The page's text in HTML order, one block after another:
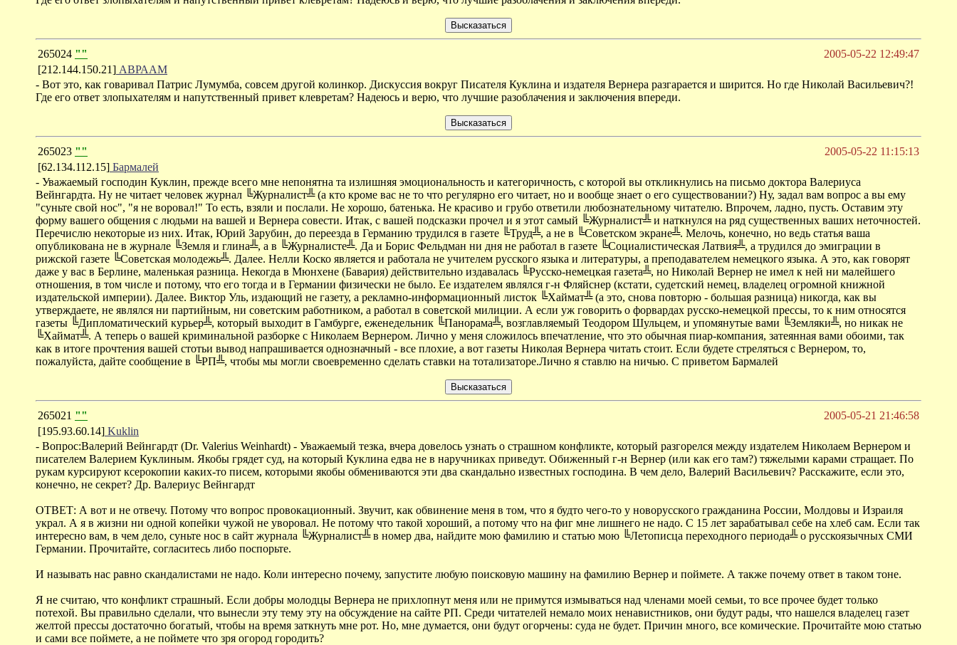
265024 ""
2005-05-22 12:49:47
[212.144.150.21] АВРААМ
- Вот это, как говаривал Патрис Лумумба, совсем другой колинкор. Дискуссия вокруг Писателя Куклина и издателя Вернера разгарается и ширится. Но где Николай Васильевич?!
Где его ответ злопыхателям и напутственный привет клевретам? Надеюсь и верю, что лучшие разоблачения и заключения впереди.
265023 ""
2005-05-22 11:15:13
[62.134.112.15] Бармалей
- Уважаемый господин Куклин, прежде всего мне непонятна та излишняя эмоциональность и категоричность, с которой вы откликнулись на письмо доктора Валериуса
Вейнгардта. Ну не читает человек журнал ╚Журналист╩ (а кто кроме вас не то что регулярно его читает, но и вообще знает о его существовании?) Ну, задал вам вопрос а вы ему
"суньте свой нос", "я не воровал!" То есть, взяли и послали. Не хорошо, батенька. Не красиво и грубо ответили любознательному читателю. Впрочем, ладно, пусть. Оставим эту
форму вашего общения с людьми на вашей и Вернера совести. Итак, с вашей подсказки прочел и я этот самый ╚Журналист╩ и наткнулся на ряд существенных ваших неточностей.
Перечислю некоторые из них. Итак, Юрий Зарубин, до переезда в Германию трудился в газете ╚Труд╩, а не в ╚Советском экране╩. Мелочь, конечно, но ведь статья ваша
опубликована не в журнале ╚Земля и глина╩, а в ╚Журналисте╩. Да и Борис Фельдман ни дня не работал в газете ╚Социалистическая Латвия╩, а трудился до эмиграции в
рижской газете ╚Советская молодежь╩. Далее. Нелли Коско является и работала не учителем русского языка и литературы, а преподавателем немецкого языка. А это, как говорят
даже у вас в Берлине, маленькая разница. Некогда в Мюнхене (Бавария) действительно издавалась ╚Русско-немецкая газета╩, но Николай Вернер не имел к ней ни малейшего
отношения, в том числе и потому, что его тогда и в Германии физически не было. Ее издателем являлся г-н Фляйснер (кстати, судетский немец, владелец огромной книжной
издательской империи). Далее. Виктор Уль, издающий не газету, а рекламно-информационный листок ╚Хаймат╩ (а это, снова повторю - большая разница) никогда, как вы
утверждаете, не являлся ни партийным, ни советским работником, а работал в советской милиции. А если уж говорить о форвардах русско-немецкой прессы, то к ним относятся
газеты ╚Дипломатический курьер╩, который выходит в Гамбурге, еженедельник ╚Панорама╩, возглавляемый Теодором Шульцем, и упомянутые вами ╚Земляки╩, но никак не
╚Хаймат╩. А теперь о вашей криминальной разборке с Николаем Вернером. Лично у меня сложилось впечатление, что это обычная пиар-компания, затеянная вами обоими, так
как в итоге прочтения вашей стотьи вывод напрашивается однозначный - все плохие, а вот газеты Николая Вернера читать стоит. Если будете стреляться с Вернером, то,
пожалуйста, дайте сообщение в ╚РП╩, чтобы мы могли своевременно сделать ставки на тотализаторе.Лично я ставлю на ничью. С приветом Бармалей
265021 ""
2005-05-21 21:46:58
[195.93.60.14] Kuklin
- Вопрос:Валерий Вейнгардт (Dr. Valerius Weinhardt) - Уважаемый тезка, вчера довелось узнать о страшном конфликте, который разгорелся между издателем Николаем Вернером и
писателем Валерием Куклиным. Якобы грядет суд, на который Куклина едва не в наручниках приведут. Обиженный г-н Вернер (или как его там?) тяжелыми карами стращает. По
рукам курсируют ксерокопии каких-то писем, которыми якобы обмениваются эти два скандально известных господина. В чем дело, Валерий Васильевич? Расскажите, если это,
конечно, не секрет? Др. Валериус Вейнгардт
ОТВЕТ: А вот и не отвечу. Потому что вопрос провокационный. Звучит, как обвинение меня в том, что я будто чего-то у новорусского гражданина России, Молдовы и Израиля
украл. А я в жизни ни одной копейки чужой не уворовал. Не потому что такой хороший, а потому что на фиг мне лишнего не надо. С 15 лет зарабатывал себе на хлеб сам. Если так
интересно вам, в чем дело, суньте нос в сайт журнала ╚Журналист╩ в номер два, найдите мою фамилию и статью мою ╚Летописца переходного периода╩ о русскоязычных СМИ
Германии. Прочитайте, согласитесь либо поспорьте.
И называть нас равно скандалистами не надо. Коли интересно почему, запустите любую поисковую машину на фамилию Вернер и поймете. А также почему ответ в таком тоне.
Я не считаю, что конфликт страшный. Если добры молодцы Вернера не прихлопнут меня или не примутся измываться над членами моей семьи, то все прочее будет только
потехой. Вы правильно сделали, что вынесли эту тему эту на обсуждение на сайте РП. Среди читателей немало моих ненавистников, они будут рады, что нашелся владелец газет
желтой прессы достаточно богатый, чтобы на время заткнуть мне рот. Но, мне думается, они будут огорчены: суда не будет. Причин много, все комические. Прочитайте мою статью
и сами все поймете, а не поймете что зря огород городить?